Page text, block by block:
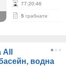
77:20:45
5 грабнати
водна